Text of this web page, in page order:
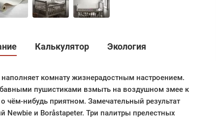
Калькулятор Экология
комнату жизнерадостным настроением.
пушистиками взмыть на воздушном змее к
чём-нибудь приятном. Замечательный результат
Newbie и Boråstapeter. Три палитры прелестных